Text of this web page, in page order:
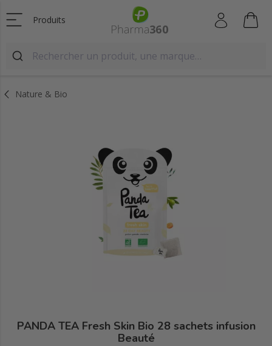
Produits
Nature & Bio
PANDA TEA Fresh Skin Bio 28 sachets infusion
Beauté